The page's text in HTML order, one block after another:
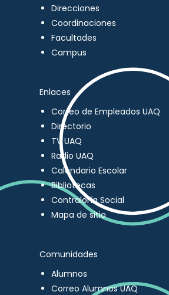
Direcciones
Coordinaciones
Facultades
Campus
Enlaces
Correo de Empleados UAQ
Directorio
TV UAQ
Radio UAQ
Calendario Escolar
Bibliotecas
Contraloría Social
Mapa de sitio
Comunidades
Alumnos
Correo Alumnos UAQ